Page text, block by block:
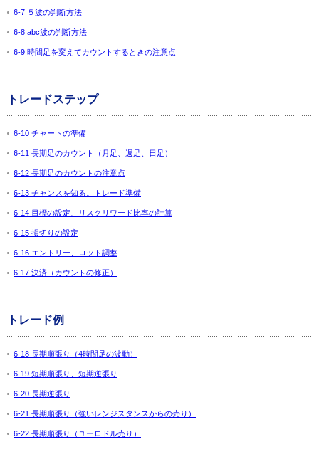
6-7 ５波の判断方法
6-8 abc波の判断方法
6-9 時間足を変えてカウントするときの注意点
トレードステップ
6-10 チャートの準備
6-11 長期足のカウント（月足、週足、日足）
6-12 長期足のカウントの注意点
6-13 チャンスを知る。トレード準備
6-14 目標の設定、リスクリワード比率の計算
6-15 損切りの設定
6-16 エントリー、ロット調整
6-17 決済（カウントの修正）
トレード例
6-18 長期順張り（4時間足の波動）
6-19 短期順張り、短期逆張り
6-20 長期逆張り
6-21 長期順張り（強いレンジスタンスからの売り）
6-22 長期順張り（ユーロドル売り）